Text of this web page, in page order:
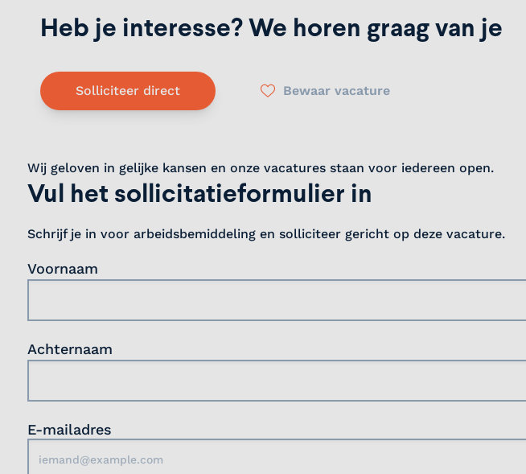
Heb je interesse? We horen graag van je
Solliciteer direct Bewaar vacature
Wij geloven in gelijke kansen en onze vacatures staan voor iedereen open.
Vul het sollicitatieformulier in
Schrijf je in voor arbeidsbemiddeling en solliciteer gericht op deze vacature.
Voornaam
Achternaam
E-mailadres